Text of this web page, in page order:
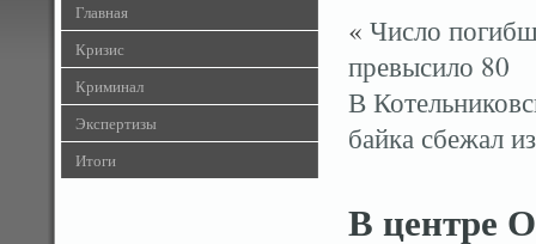
Главная
Кризис
Криминал
Экспертизы
Итоги
« Число
превысило 80
В
байка сбежал
В центре